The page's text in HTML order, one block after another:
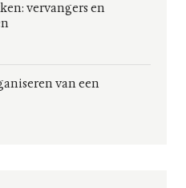
vervangers en
van een